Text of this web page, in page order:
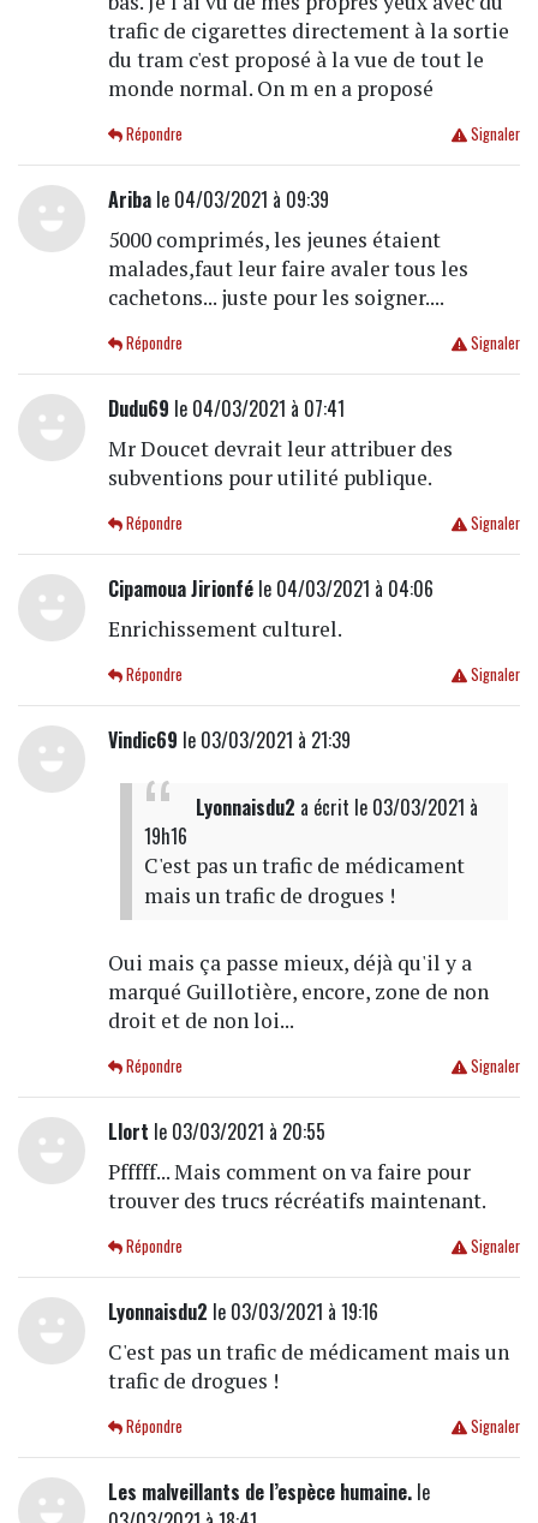
trafic de cigarettes directement à la sortie
du tram c'est proposé à la vue de tout le
monde normal. On m en a proposé
Signaler
Répondre
Aribale 04/03/2021 à 09:39
5000 comprimés, les jeunes étaient
malades,faut leur faire avaler tous les
cachetons... juste pour les soigner....
Signaler
Répondre
Dudu69 le 04/03/2021 à 07:41
Mr Doucet devrait leur attribuer des
subventions pour utilité publique.
Signaler
Répondre
Cipamoua Jirionféle 04/03/2021 à 04:06
Enrichissement culturel.
Signaler
Répondre
Vindic69 le 03/03/2021 à 21:39
Lyonnaisdu2 a écrit le 03/03/2021 à
19h16
C'est pas un trafic de médicament
mais un trafic de drogues !
Oui mais ça passe mieux, déjà qu'il y a
marqué Guillotière, encore, zone de non
droit et de non loi...
Signaler
Répondre
Llort le 03/03/2021 à 20:55
Pfffff... Mais comment on va faire pour
trouver des trucs récréatifs maintenant.
Signaler
Répondre
Lyonnaisdu2 le 03/03/2021 à 19:16
C'est pas un trafic de médicament mais un
trafic de drogues !
Signaler
Répondre
Les malveillants de l’espèce humaine.le